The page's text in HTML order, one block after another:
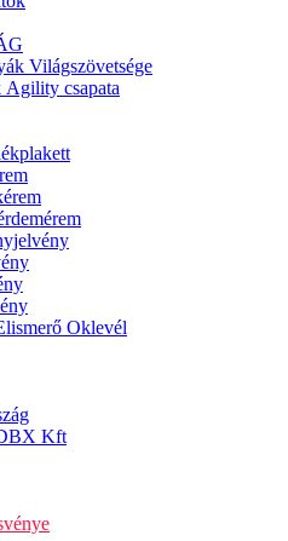
Világszövetsége
csapata
Oklevél
Kft